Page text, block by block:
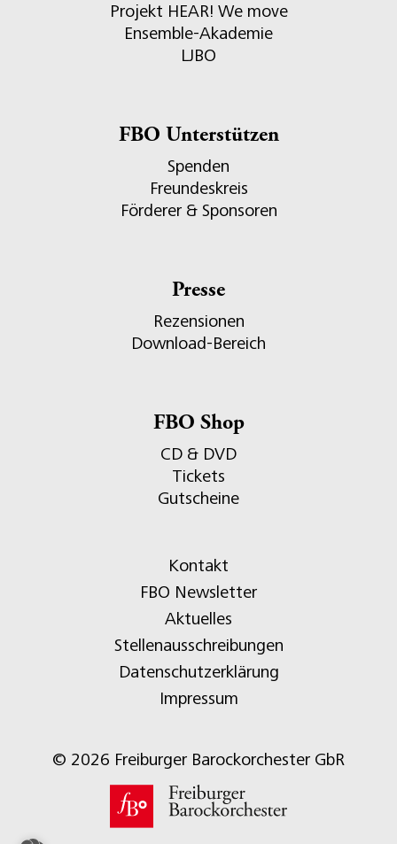
Projekt HEAR! We move
Ensemble-Akademie
LJBO
FBO Unterstützen
Spenden
Freundeskreis
Förderer & Sponsoren
Presse
Rezensionen
Download-Bereich
FBO Shop
CD & DVD
Tickets
Gutscheine
Kontakt
FBO Newsletter
Aktuelles
Stellenausschreibungen
Datenschutzerklärung
Impressum
© 2026 Freiburger Barockorchester GbR